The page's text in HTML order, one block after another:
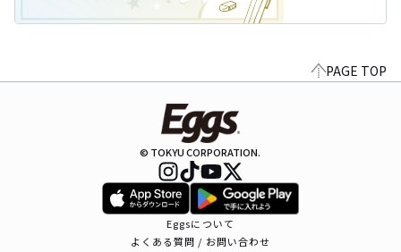
PAGE TOP
© TOKYU CORPORATION.
Eggsについて
よくある質問 / お問い合わせ